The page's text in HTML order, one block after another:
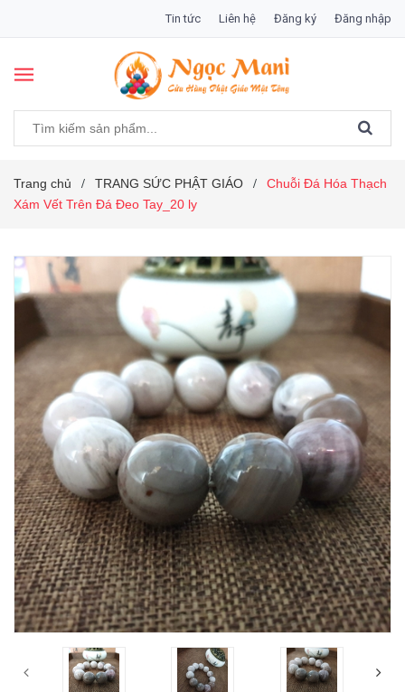
Tin tức Liên hệ Đăng ký Đăng nhập
Trang chủ / TRANG SỨC PHẬT GIÁO /
Chuỗi Đá Hóa Thạch
Xám Vết Trên Đá Đeo Tay_20 ly